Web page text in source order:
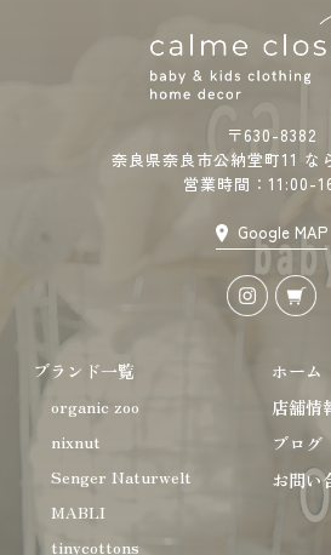
〒630-8382
奈良県奈良市公納堂町11 な
営業時間：11:00-
Google MAP
ブランド一覧
organic zoo
nixnut
Senger Naturwelt
MABLI
tinycottons
ホーム
店舗情
ブログ
お問い